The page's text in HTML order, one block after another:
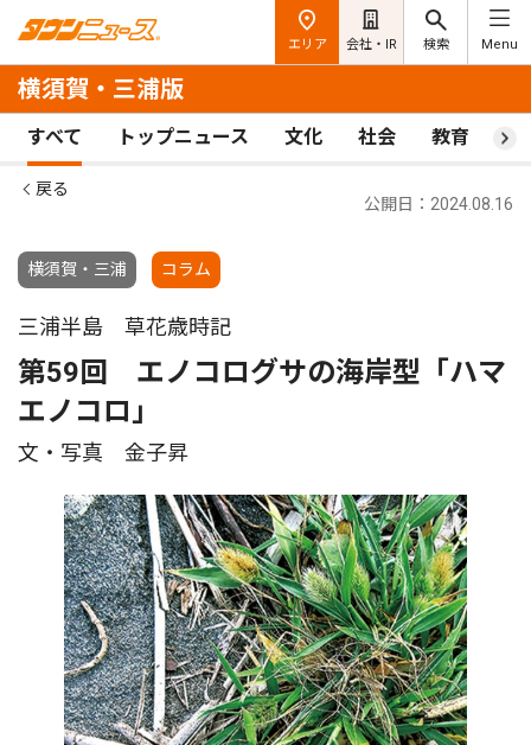
エリア 会社・IR 検索 Menu
横須賀・三浦版
すべて トップニュース 文化 社会 教育 ス
戻る
横須賀・三浦 コラム
公開日：2024.08.16
三浦半島 草花歳時記
第59回 エノコログサの海岸型「ハマ
エノコロ」
文・写真 金子昇